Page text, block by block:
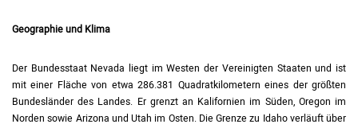
Geographie und Klima
Der Bundesstaat Nevada liegt im Westen der Vereinigten Staaten und ist
mit einer Fläche von etwa 286.381 Quadratkilometern eines der größten
Bundesländer des Landes. Er grenzt an Kalifornien im Süden, Oregon im
Norden sowie Arizona und Utah im Osten. Die Grenze zu Idaho verläuft über